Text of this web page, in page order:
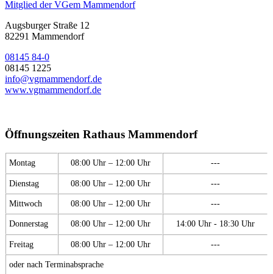
Mitglied der VGem Mammendorf
Augsburger Straße 12
82291 Mammendorf
08145 84-0
08145 1225
info@vgmammendorf.de
www.vgmammendorf.de
Öffnungszeiten Rathaus Mammendorf
Montag 08:00 Uhr – 12:00 Uhr ---
Dienstag 08:00 Uhr – 12:00 Uhr ---
Mittwoch 08:00 Uhr – 12:00 Uhr ---
Donnerstag 08:00 Uhr – 12:00 Uhr 14:00 Uhr - 18:30 Uhr
Freitag 08:00 Uhr – 12:00 Uhr ---
oder nach Terminabsprache